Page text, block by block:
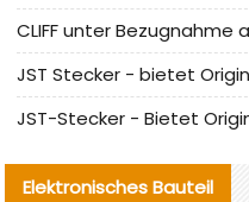
Elektronisches Bauteil